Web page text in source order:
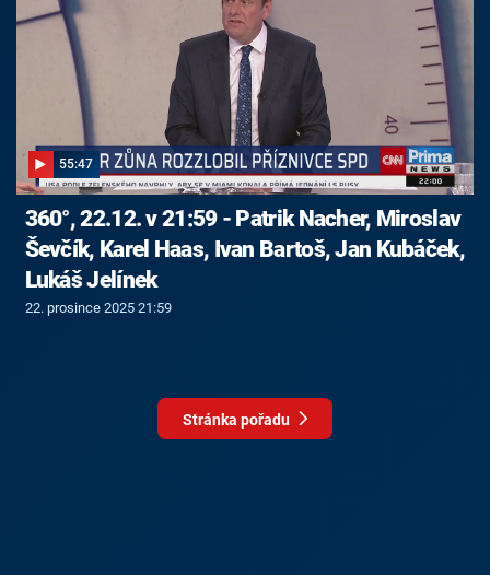
55:47
360°, 22.12. v 21:59 - Patrik Nacher, Miroslav
Ševčík, Karel Haas, Ivan Bartoš, Jan Kubáček,
Lukáš Jelínek
22. prosince 2025 21:59
Stránka pořadu